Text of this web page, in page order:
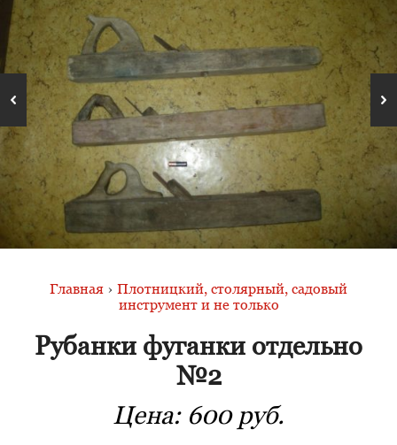
Главная › Плотницкий, столярный, садовый
инструмент и не только
Рубанки фуганки отдельно
№2
Цена: 600 руб.